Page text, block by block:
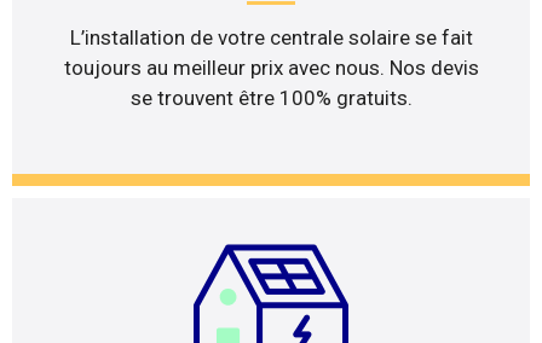
L’installation de votre centrale solaire se fait
toujours au meilleur prix avec nous. Nos devis
se trouvent être 100% gratuits.